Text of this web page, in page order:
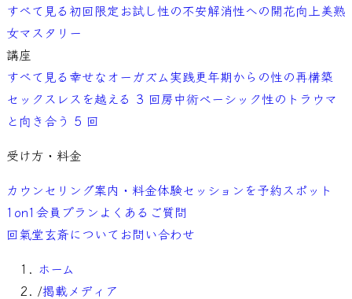
すべて見る 初回限定お試し性の不安解消性への開花向上美熟
女マスタリー
講座
すべて見る 幸せなオーガズム実践更年期からの性の再構築
セックスレスを越える 3 回房中術ベーシック性のトラウマ
と向き合う 5 回
受け方・料金
カウンセリング案内・料金体験セッションを予約スポット
1on1 会員プラン よくあるご質問
回氣堂玄斎について お問い合わせ
ホーム
/掲載メディア